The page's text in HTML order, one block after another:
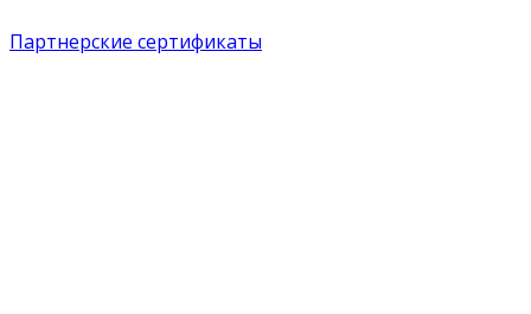
Партнерские сертификаты